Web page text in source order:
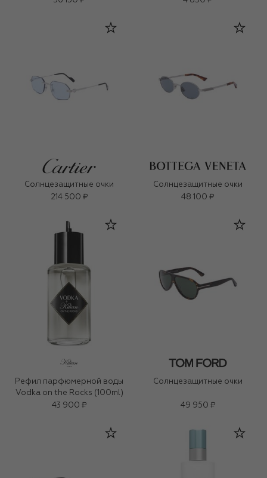
Солнцезащитные очки
214 500 ₽
Солнцезащитные очки
48 100 ₽
Рефил парфюмерной воды
Vodka on the Rocks (100ml)
43 900 ₽
Солнцезащитные очки
49 950 ₽